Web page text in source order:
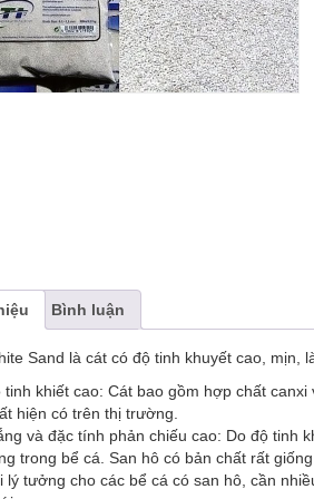
Bình luận
Sand là cát có độ tinh khuyết cao,
khiết cao: Cát bao gồm hợp chất
hiện có trên thị trường.
và đặc tính phản chiếu cao: Do độ tinh
trong bể cá. San hô có bản chất rất
lý tưởng cho các bể cá có san hô, cần